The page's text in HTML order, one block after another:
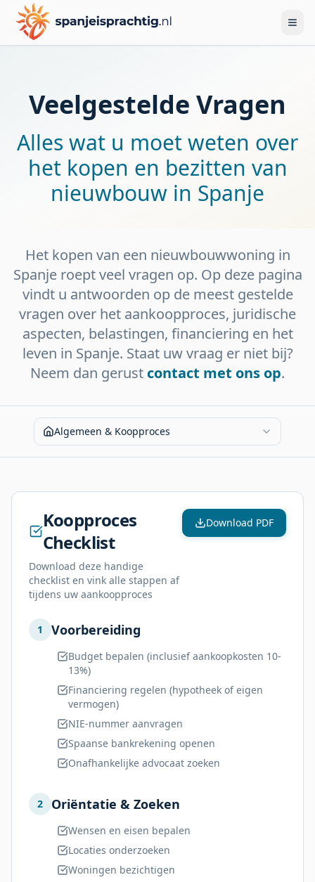
Veelgestelde Vragen
Alles wat u moet weten over
het kopen en bezitten van
nieuwbouw in Spanje
Het kopen van een nieuwbouwwoning in
Spanje roept veel vragen op. Op deze pagina
vindt u antwoorden op de meest gestelde
vragen over het aankoopproces, juridische
aspecten, belastingen, financiering en het
leven in Spanje. Staat uw vraag er niet bij?
Neem dan gerust contact met ons op.
Algemeen & Koopproces
Koopproces
Checklist
Download deze handige
checklist en vink alle stappen af
tijdens uw aankoopproces
Download PDF
1 Voorbereiding
Budget bepalen (inclusief aankoopkosten 10-
13%)
Financiering regelen (hypotheek of eigen
vermogen)
NIE-nummer aanvragen
Spaanse bankrekening openen
Onafhankelijke advocaat zoeken
2 Oriëntatie & Zoeken
Wensen en eisen bepalen
Locaties onderzoeken
Woningen bezichtigen